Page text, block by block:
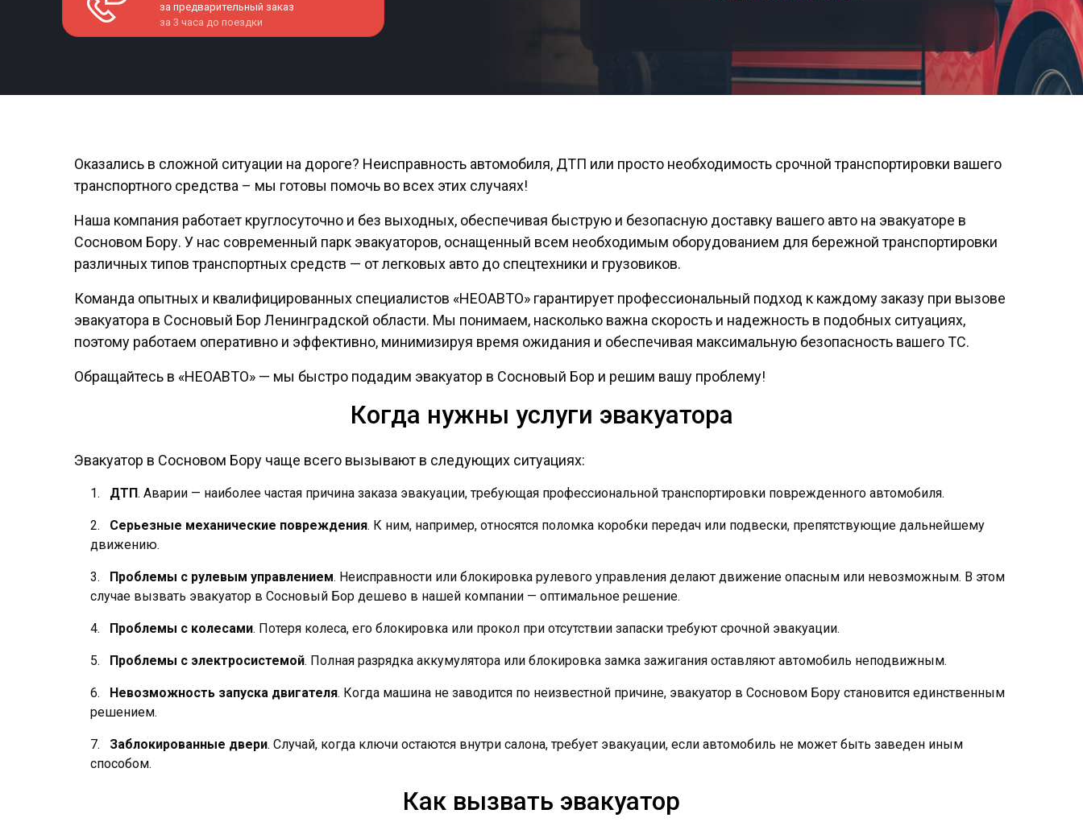
за предварительный заказ
за 3 часа до поездки
Оказались в сложной ситуации на дороге? Неисправность автомобиля, ДТП или просто необходимость срочной транспортировки вашего
транспортного средства – мы готовы помочь во всех этих случаях!
Наша компания работает круглосуточно и без выходных, обеспечивая быструю и безопасную доставку вашего авто на эвакуаторе в
Сосновом Бору. У нас современный парк эвакуаторов, оснащенный всем необходимым оборудованием для бережной транспортировки
различных типов транспортных средств — от легковых авто до спецтехники и грузовиков.
Команда опытных и квалифицированных специалистов «НЕОАВТО» гарантирует профессиональный подход к каждому заказу при вызове
эвакуатора в Сосновый Бор Ленинградской области. Мы понимаем, насколько важна скорость и надежность в подобных ситуациях,
поэтому работаем оперативно и эффективно, минимизируя время ожидания и обеспечивая максимальную безопасность вашего ТС.
Обращайтесь в «НЕОАВТО» — мы быстро подадим эвакуатор в Сосновый Бор и решим вашу проблему!
Когда нужны услуги эвакуатора
Эвакуатор в Сосновом Бору чаще всего вызывают в следующих ситуациях:
ДТП. Аварии — наиболее частая причина заказа эвакуации, требующая профессиональной транспортировки поврежденного автомобиля.
Серьезные механические повреждения. К ним, например, относятся поломка коробки передач или подвески, препятствующие дальнейшему
движению.
Проблемы с рулевым управлением. Неисправности или блокировка рулевого управления делают движение опасным или невозможным. В этом
случае вызвать эвакуатор в Сосновый Бор дешево в нашей компании — оптимальное решение.
Проблемы с колесами. Потеря колеса, его блокировка или прокол при отсутствии запаски требуют срочной эвакуации.
Проблемы с электросистемой. Полная разрядка аккумулятора или блокировка замка зажигания оставляют автомобиль неподвижным.
Невозможность запуска двигателя. Когда машина не заводится по неизвестной причине, эвакуатор в Сосновом Бору становится единственным
решением.
Заблокированные двери. Случай, когда ключи остаются внутри салона, требует эвакуации, если автомобиль не может быть заведен иным
способом.
Как вызвать эвакуатор